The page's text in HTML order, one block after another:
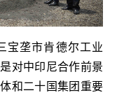
宝垄市肯德尔工业
对中印尼合作前景
和二十国集团重要